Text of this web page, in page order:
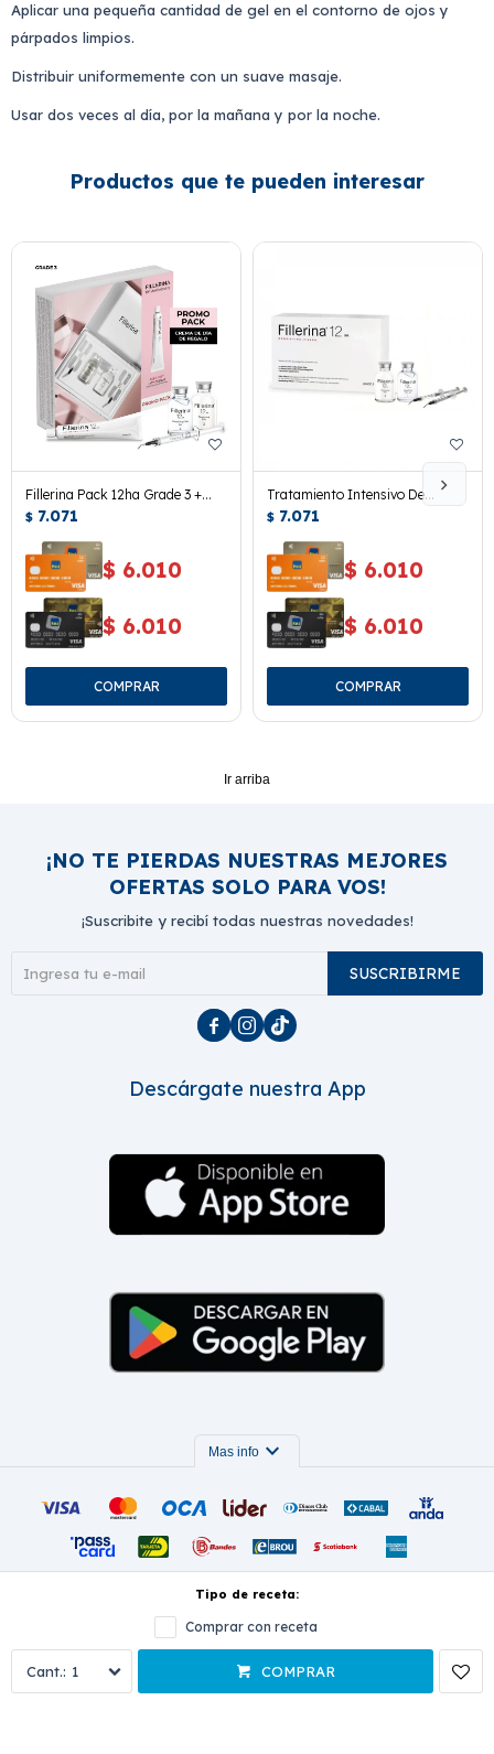
Tipo de receta:
Comprar con receta
1 COMPRAR
Aplicar una pequeña cantidad de gel en el contorno de ojos y
párpados limpios.
Distribuir uniformemente con un suave masaje.
Usar dos veces al día, por la mañana y por la noche.
Productos que te pueden interesar
Fillerina Pack 12ha Grade 3 +
Crema Dia
$ 7.071
$ 6.010
$ 6.010
Tratamiento Intensivo De
Relleno Fillerina Grade 3 2x30 Ml.
$ 7.071
$ 6.010
$ 6.010
Ir arriba
¡NO TE PIERDAS NUESTRAS MEJORES
OFERTAS SOLO PARA VOS!
¡Suscribite y recibí todas nuestras novedades!
SUSCRIBIRME
  
Descárgate nuestra App
Mas info expand_more
© Copyright 2026 / Farmacia El túnel Términos y condiciones